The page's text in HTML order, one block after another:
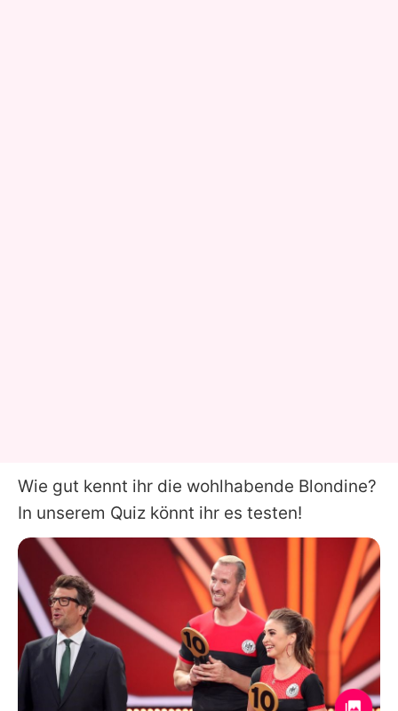
Wie gut kennt ihr die wohlhabende Blondine?
In unserem Quiz könnt ihr es testen!